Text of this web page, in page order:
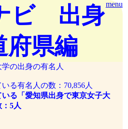
menu
ビ 出身
府県編
の出身の有名人
る有名人の数：70,856人
る「愛知県出身で東京女子大
5人